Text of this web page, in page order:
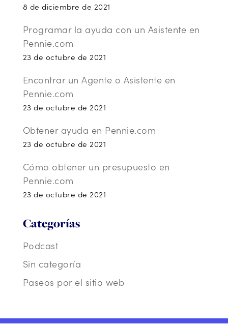
8 de diciembre de 2021
Programar la ayuda con un Asistente en
Pennie.com
23 de octubre de 2021
Encontrar un Agente o Asistente en
Pennie.com
23 de octubre de 2021
Obtener ayuda en Pennie.com
23 de octubre de 2021
Cómo obtener un presupuesto en
Pennie.com
23 de octubre de 2021
Categorías
Podcast
Sin categoría
Paseos por el sitio web